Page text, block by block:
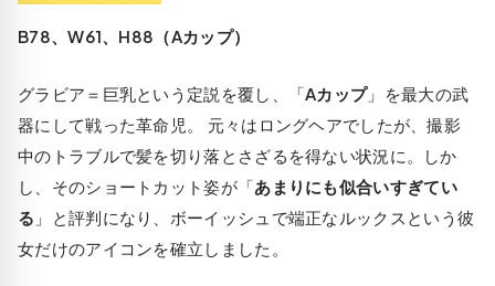
B78、W61、H88（Aカップ）
グラビア＝巨乳という定説を覆し、「Aカップ」を最大の武
器にして戦った革命児。 元々はロングヘアでしたが、撮影
中のトラブルで髪を切り落とさざるを得ない状況に。しか
し、そのショートカット姿が「あまりにも似合いすぎてい
る 」と評判になり、ボーイッシュで端正なルックスという彼
女だけのアイコンを確立しました。